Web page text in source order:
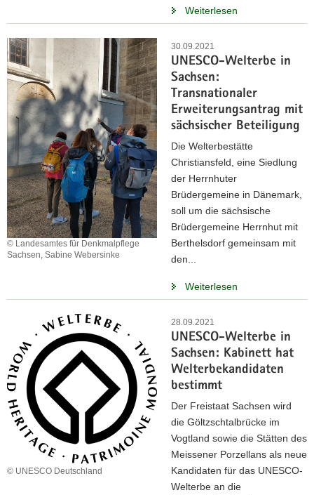
Weiterlesen
30.09.2021
UNESCO-Welterbe in
Sachsen:
Transnationaler
Erweiterungsantrag mit
sächsischer Beteiligung
© Landesamtes für Denkmalpflege
Sachsen, Sabine Webersinke
Die Welterbestätte
Christiansfeld, eine Siedlung
der Herrnhuter
Brüdergemeine in Dänemark,
soll um die sächsische
Brüdergemeine Herrnhut mit
Berthelsdorf gemeinsam mit
den...
Weiterlesen
28.09.2021
UNESCO-Welterbe in
Sachsen: Kabinett hat
Welterbekandidaten
bestimmt
© UNESCO Deutschland
Der Freistaat Sachsen wird
die Göltzschtalbrücke im
Vogtland sowie die Stätten des
Meissener Porzellans als neue
Kandidaten für das UNESCO-
Welterbe an die